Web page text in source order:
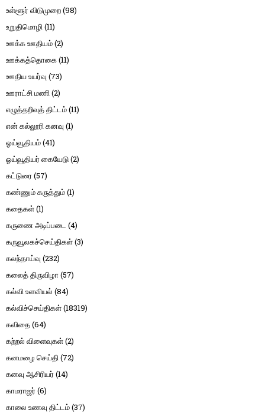
உள்ளூர் விடுமுறை(98)
உறுதிமொழி(11)
ஊக்க ஊதியம்(2)
ஊக்கத்தொகை(11)
ஊதிய உயர்வு (73)
ஊராட்சி மணி(2)
எழுத்தறிவுத் திட்டம்(11)
என் கல்லூரி கனவு (1)
ஓய்வூதியம்(41)
ஓய்வூதியர் கையேடு(2)
கட்டுரை (57)
கண்ணும் கருத்தும்(1)
கதைகள்(1)
கருணை அடிப்படை (4)
கருவூலகச்செய்திகள்(3)
கலந்தாய்வு (232)
கலைத் திருவிழா (57)
கல்வி உளவியல் (84)
கல்விச்செய்திகள்(18319)
கவிதை(64)
கற்றல் விளைவுகள்(2)
கனமழை செய்தி(72)
கனவு ஆசிரியர் (14)
காமராஜர் (6)
காலை உணவு திட்டம்(37)